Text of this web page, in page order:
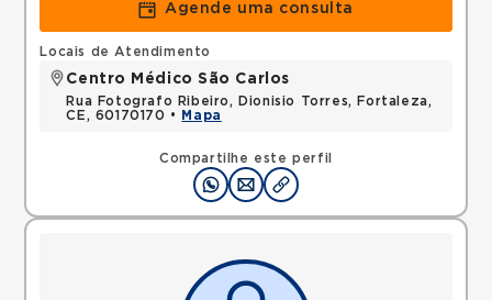
Agende uma consulta
Compartilhe este perfil
Locais de Atendimento
Centro Médico São Carlos
Rua Fotografo Ribeiro, Dionisio Torres, Fortaleza,
CE, 60170170 •
Mapa